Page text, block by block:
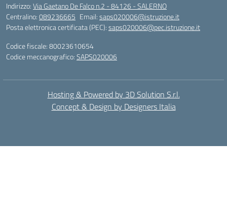
Indirizzo:Via Gaetano De Falco n.2 - 84126 - SALERNO
Centralino:089236665 Email:saps020006@istruzione.it
Posta elettronica certificata (PEC):saps020006@pec.istruzione.it
Codice fiscale: 80023610654
Codice meccanografico:SAPS020006
Hosting & Powered by 3D Solution S.r.l.
Concept & Design by Designers Italia